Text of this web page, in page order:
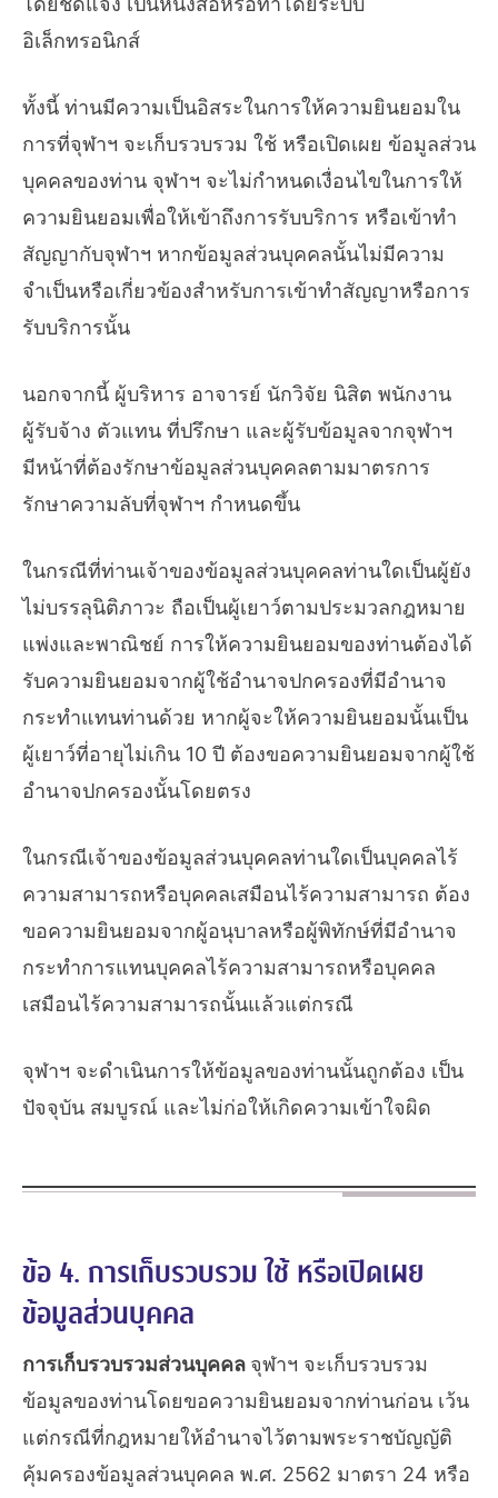
อิเล็กทรอนิกส์
ทั้งนี้ ท่านมีความเป็นอิสระในการให้ความยินยอมใน
การที่จุฬาฯ จะเก็บรวบรวม ใช้ หรือเปิดเผย ข้อมูลส่วน
บุคคลของท่าน จุฬาฯ จะไม่กำหนดเงื่อนไขในการให้
ความยินยอมเพื่อให้เข้าถึงการรับบริการ หรือเข้าทำ
สัญญากับจุฬาฯ หากข้อมูลส่วนบุคคลนั้นไม่มีความ
จำเป็นหรือเกี่ยวข้องสำหรับการเข้าทำสัญญาหรือการ
รับบริการนั้น
นอกจากนี้ ผู้บริหาร อาจารย์ นักวิจัย นิสิต พนักงาน
ผู้รับจ้าง ตัวแทน ที่ปรึกษา และผู้รับข้อมูลจากจุฬาฯ
มีหน้าที่ต้องรักษาข้อมูลส่วนบุคคลตามมาตรการ
รักษาความลับที่จุฬาฯ กำหนดขึ้น
ในกรณีที่ท่านเจ้าของข้อมูลส่วนบุคคลท่านใดเป็นผู้ยัง
ไม่บรรลุนิติภาวะ ถือเป็นผู้เยาว์ตามประมวลกฎหมาย
แพ่งและพาณิชย์ การให้ความยินยอมของท่านต้องได้
รับความยินยอมจากผู้ใช้อำนาจปกครองที่มีอำนาจ
กระทำแทนท่านด้วย หากผู้จะให้ความยินยอมนั้นเป็น
ผู้เยาว์ที่อายุไม่เกิน 10 ปี ต้องขอความยินยอมจากผู้ใช้
อำนาจปกครองนั้นโดยตรง
ในกรณีเจ้าของข้อมูลส่วนบุคคลท่านใดเป็นบุคคลไร้
ความสามารถหรือบุคคลเสมือนไร้ความสามารถ ต้อง
ขอความยินยอมจากผู้อนุบาลหรือผู้พิทักษ์ที่มีอำนาจ
กระทำการแทนบุคคลไร้ความสามารถหรือบุคคล
เสมือนไร้ความสามารถนั้นแล้วแต่กรณี
จุฬาฯ จะดำเนินการให้ข้อมูลของท่านนั้นถูกต้อง เป็น
ปัจจุบัน สมบูรณ์ และไม่ก่อให้เกิดความเข้าใจผิด
ข้อ 4. การเก็บรวบรวม ใช้ หรือเปิดเผย
ข้อมูลส่วนบุคคล
การเก็บรวบรวมส่วนบุคคล จุฬาฯ จะเก็บรวบรวม
ข้อมูลของท่านโดยขอความยินยอมจากท่านก่อน เว้น
แต่กรณีที่กฎหมายให้อำนาจไว้ตามพระราชบัญญัติ
คุ้มครองข้อมูลส่วนบุคคล พ.ศ. 2562 มาตรา 24 หรือ